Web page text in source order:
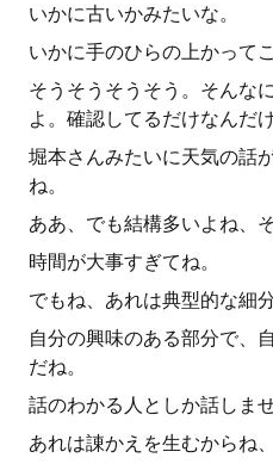
いかに古いかみたいな。
いかに手のひらの上かって
そうそうそうそう。そんな
よ。確認してるだけなんだけ
堀本さんみたいに天気の話
ね。
ああ、でも結構多いよね、
時間が大事すぎてね。
でもね、あれは典型的な細
自分の興味のある部分で、
だね。
話のわかる人としか話しま
あれは諌かえを生むからね